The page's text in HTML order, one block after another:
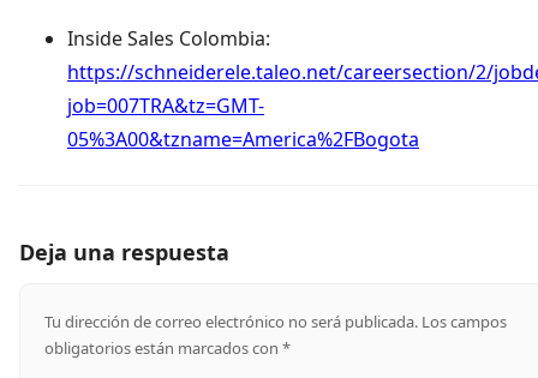
Inside Sales Colombia:
https://schneiderele.taleo.net/careersection/2/
job=007TRA&tz=GMT-
05%3A00&tzname=America%2FBogota
Deja una respuesta
Tu dirección de correo electrónico no será publicada. Los campos
obligatorios están marcados con *